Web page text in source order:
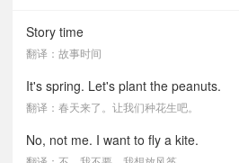
Story time
翻译：故事时间
It's spring. Let's plant the peanuts.
翻译：春天来了。让我们种花生吧。
No, not me. I want to fly a kite.